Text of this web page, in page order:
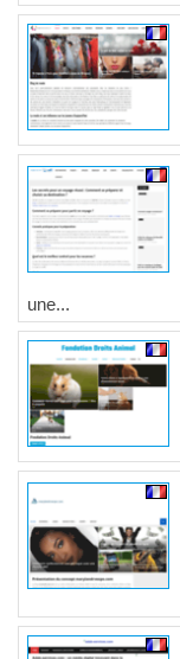
une...